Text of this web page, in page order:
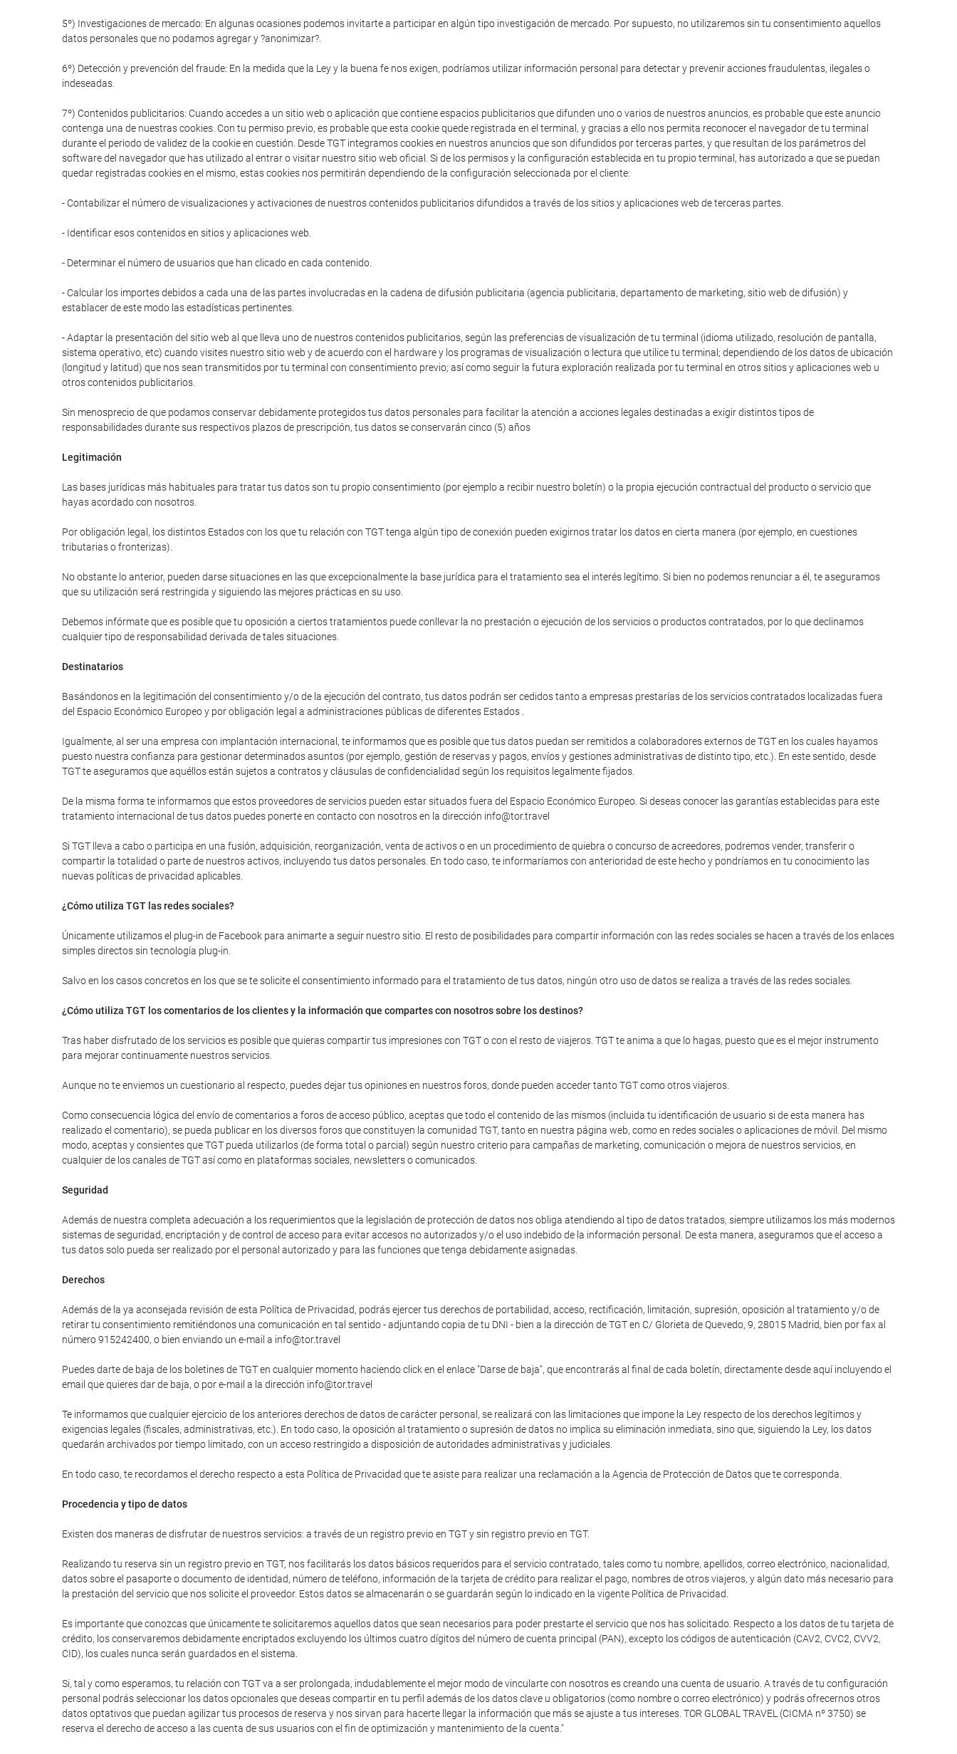
5º) Investigaciones de mercado: En algunas ocasiones podemos invitarte a participar en algún tipo investigación de mercado. Por supuesto, no utilizaremos sin tu consentimiento aquellos
datos personales que no podamos agregar y ?anonimizar?.
6º) Detección y prevención del fraude: En la medida que la Ley y la buena fe nos exigen, podríamos utilizar información personal para detectar y prevenir acciones fraudulentas, ilegales o
indeseadas.
7º) Contenidos publicitarios: Cuando accedes a un sitio web o aplicación que contiene espacios publicitarios que difunden uno o varios de nuestros anuncios, es probable que este anuncio
contenga una de nuestras cookies. Con tu permiso previo, es probable que esta cookie quede registrada en el terminal, y gracias a ello nos permita reconocer el navegador de tu terminal
durante el periodo de validez de la cookie en cuestión. Desde TGT integramos cookies en nuestros anuncios que son difundidos por terceras partes, y que resultan de los parámetros del
software del navegador que has utilizado al entrar o visitar nuestro sitio web oficial. Si de los permisos y la configuración establecida en tu propio terminal, has autorizado a que se puedan
quedar registradas cookies en el mismo, estas cookies nos permitirán dependiendo de la configuración seleccionada por el cliente:
- Contabilizar el número de visualizaciones y activaciones de nuestros contenidos publicitarios difundidos a través de los sitios y aplicaciones web de terceras partes.
- Identificar esos contenidos en sitios y aplicaciones web.
- Determinar el número de usuarios que han clicado en cada contenido.
- Calcular los importes debidos a cada una de las partes involucradas en la cadena de difusión publicitaria (agencia publicitaria, departamento de marketing, sitio web de difusión) y
establacer de este modo las estadísticas pertinentes.
- Adaptar la presentación del sitio web al que lleva uno de nuestros contenidos publicitarios, según las preferencias de visualización de tu terminal (idioma utilizado, resolución de pantalla,
sistema operativo, etc) cuando visites nuestro sitio web y de acuerdo con el hardware y los programas de visualización o lectura que utilice tu terminal; dependiendo de los datos de ubicación
(longitud y latitud) que nos sean transmitidos por tu terminal con consentimiento previo; así como seguir la futura exploración realizada por tu terminal en otros sitios y aplicaciones web u
otros contenidos publicitarios.
Sin menosprecio de que podamos conservar debidamente protegidos tus datos personales para facilitar la atención a acciones legales destinadas a exigir distintos tipos de
responsabilidades durante sus respectivos plazos de prescripción, tus datos se conservarán cinco (5) años
Legitimación
Las bases jurídicas más habituales para tratar tus datos son tu propio consentimiento (por ejemplo a recibir nuestro boletín) o la propia ejecución contractual del producto o servicio que
hayas acordado con nosotros.
Por obligación legal, los distintos Estados con los que tu relación con TGT tenga algún tipo de conexión pueden exigirnos tratar los datos en cierta manera (por ejemplo, en cuestiones
tributarias o fronterizas).
No obstante lo anterior, pueden darse situaciones en las que excepcionalmente la base jurídica para el tratamiento sea el interés legítimo. Si bien no podemos renunciar a él, te aseguramos
que su utilización será restringida y siguiendo las mejores prácticas en su uso.
Debemos infórmate que es posible que tu oposición a ciertos tratamientos puede conllevar la no prestación o ejecución de los servicios o productos contratados, por lo que declinamos
cualquier tipo de responsabilidad derivada de tales situaciones.
Destinatarios
Basándonos en la legitimación del consentimiento y/o de la ejecución del contrato, tus datos podrán ser cedidos tanto a empresas prestarías de los servicios contratados localizadas fuera
del Espacio Económico Europeo y por obligación legal a administraciones públicas de diferentes Estados .
Igualmente, al ser una empresa con implantación internacional, te informamos que es posible que tus datos puedan ser remitidos a colaboradores externos de TGT en los cuales hayamos
puesto nuestra confianza para gestionar determinados asuntos (por ejemplo, gestión de reservas y pagos, envíos y gestiones administrativas de distinto tipo, etc.). En este sentido, desde
TGT te aseguramos que aquéllos están sujetos a contratos y cláusulas de confidencialidad según los requisitos legalmente fijados.
De la misma forma te informamos que estos proveedores de servicios pueden estar situados fuera del Espacio Económico Europeo. Si deseas conocer las garantías establecidas para este
tratamiento internacional de tus datos puedes ponerte en contacto con nosotros en la dirección info@tor.travel
Si TGT lleva a cabo o participa en una fusión, adquisición, reorganización, venta de activos o en un procedimiento de quiebra o concurso de acreedores, podremos vender, transferir o
compartir la totalidad o parte de nuestros activos, incluyendo tus datos personales. En todo caso, te informaríamos con anterioridad de este hecho y pondríamos en tu conocimiento las
nuevas políticas de privacidad aplicables.
¿Cómo utiliza TGT las redes sociales?
Únicamente utilizamos el plug-in de Facebook para animarte a seguir nuestro sitio. El resto de posibilidades para compartir información con las redes sociales se hacen a través de los enlaces
simples directos sin tecnología plug-in.
Salvo en los casos concretos en los que se te solicite el consentimiento informado para el tratamiento de tus datos, ningún otro uso de datos se realiza a través de las redes sociales.
¿Cómo utiliza TGT los comentarios de los clientes y la información que compartes con nosotros sobre los destinos?
Tras haber disfrutado de los servicios es posible que quieras compartir tus impresiones con TGT o con el resto de viajeros. TGT te anima a que lo hagas, puesto que es el mejor instrumento
para mejorar continuamente nuestros servicios.
Aunque no te enviemos un cuestionario al respecto, puedes dejar tus opiniones en nuestros foros, donde pueden acceder tanto TGT como otros viajeros.
Como consecuencia lógica del envío de comentarios a foros de acceso público, aceptas que todo el contenido de las mismos (incluida tu identificación de usuario si de esta manera has
realizado el comentario), se pueda publicar en los diversos foros que constituyen la comunidad TGT, tanto en nuestra página web, como en redes sociales o aplicaciones de móvil. Del mismo
modo, aceptas y consientes que TGT pueda utilizarlos (de forma total o parcial) según nuestro criterio para campañas de marketing, comunicación o mejora de nuestros servicios, en
cualquier de los canales de TGT así como en plataformas sociales, newsletters o comunicados.
Seguridad
Además de nuestra completa adecuación a los requerimientos que la legislación de protección de datos nos obliga atendiendo al tipo de datos tratados, siempre utilizamos los más modernos
sistemas de seguridad, encriptación y de control de acceso para evitar accesos no autorizados y/o el uso indebido de la información personal. De esta manera, aseguramos que el acceso a
tus datos solo pueda ser realizado por el personal autorizado y para las funciones que tenga debidamente asignadas.
Derechos
Además de la ya aconsejada revisión de esta Política de Privacidad, podrás ejercer tus derechos de portabilidad, acceso, rectificación, limitación, supresión, oposición al tratamiento y/o de
retirar tu consentimiento remitiéndonos una comunicación en tal sentido - adjuntando copia de tu DNI - bien a la dirección de TGT en C/ Glorieta de Quevedo, 9, 28015 Madrid, bien por fax al
número 915242400, o bien enviando un e-mail a info@tor.travel
Puedes darte de baja de los boletines de TGT en cualquier momento haciendo click en el enlace "Darse de baja", que encontrarás al final de cada boletín, directamente desde aquí incluyendo el
email que quieres dar de baja, o por e-mail a la dirección info@tor.travel
Te informamos que cualquier ejercicio de los anteriores derechos de datos de carácter personal, se realizará con las limitaciones que impone la Ley respecto de los derechos legítimos y
exigencias legales (fiscales, administrativas, etc.). En todo caso, la oposición al tratamiento o supresión de datos no implica su eliminación inmediata, sino que, siguiendo la Ley, los datos
quedarán archivados por tiempo limitado, con un acceso restringido a disposición de autoridades administrativas y judiciales.
En todo caso, te recordamos el derecho respecto a esta Política de Privacidad que te asiste para realizar una reclamación a la Agencia de Protección de Datos que te corresponda.
Procedencia y tipo de datos
Existen dos maneras de disfrutar de nuestros servicios: a través de un registro previo en TGT y sin registro previo en TGT.
Realizando tu reserva sin un registro previo en TGT, nos facilitarás los datos básicos requeridos para el servicio contratado, tales como tu nombre, apellidos, correo electrónico, nacionalidad,
datos sobre el pasaporte o documento de identidad, número de teléfono, información de la tarjeta de crédito para realizar el pago, nombres de otros viajeros, y algún dato más necesario para
la prestación del servicio que nos solicite el proveedor. Estos datos se almacenarán o se guardarán según lo indicado en la vigente Política de Privacidad.
Es importante que conozcas que únicamente te solicitaremos aquellos datos que sean necesarios para poder prestarte el servicio que nos has solicitado. Respecto a los datos de tu tarjeta de
crédito, los conservaremos debidamente encriptados excluyendo los últimos cuatro dígitos del número de cuenta principal (PAN), excepto los códigos de autenticación (CAV2, CVC2, CVV2,
CID), los cuales nunca serán guardados en el sistema.
Si, tal y como esperamos, tu relación con TGT va a ser prolongada, indudablemente el mejor modo de vincularte con nosotros es creando una cuenta de usuario. A través de tu configuración
personal podrás seleccionar los datos opcionales que deseas compartir en tu perfil además de los datos clave u obligatorios (como nombre o correo electrónico) y podrás ofrecernos otros
datos optativos que puedan agilizar tus procesos de reserva y nos sirvan para hacerte llegar la información que más se ajuste a tus intereses. TOR GLOBAL TRAVEL (CICMA nº 3750) se
reserva el derecho de acceso a las cuenta de sus usuarios con el fin de optimización y mantenimiento de la cuenta."